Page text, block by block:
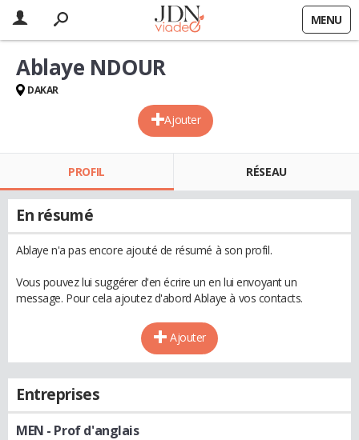
MENU
Ajouter
Ablaye NDOUR
DAKAR
PROFIL RÉSEAU
En résumé
Ablaye n'a pas encore ajouté de résumé à son profil.
Vous pouvez lui suggérer d'en écrire un en lui envoyant un
message. Pour cela ajoutez d'abord Ablaye à vos contacts.
Ajouter
Entreprises
MEN - Prof d'anglais